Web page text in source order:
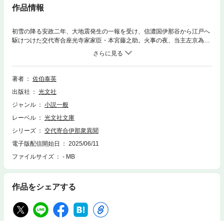
作品情報
初雪の降る安政二年、大地震発生の一報を受け、信濃国伊那谷から江戸へ
駆けつけた交代寄合座光寺家家臣・本宮藤之助。火事の夜、当主左京為清
が騒動を起こし失踪したことを知り、その行方を捜す密命を受ける。さら
に藤之助は家康から与えられた座光寺家の秘命を知るに至り、ある決意を
固める――。天竜川と伊那の山脈に鍛えられた剣の達人藤之助が混乱の幕
末を駆け抜ける傑作シリーズ、決定版。
著者
佐伯泰英
出版社
光文社
ジャンル
小説一般
レーベル
光文社文庫
シリーズ
交代寄合伊那衆異聞
電子版配信開始日
2025/06/11
ファイルサイズ
- MB
作品をシェアする